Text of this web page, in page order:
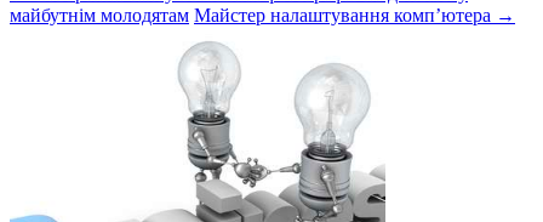
майбутнім молодятам Майстер налаштування комп’ютера →